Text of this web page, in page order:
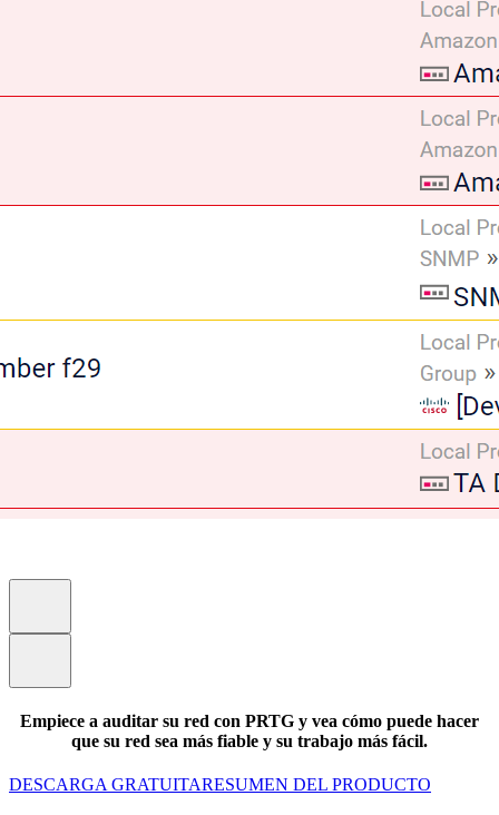
Empiece a auditar su red con PRTG y vea cómo puede hacer
que su red sea más fiable y su trabajo más fácil.
DESCARGA GRATUITARESUMEN DEL PRODUCTO